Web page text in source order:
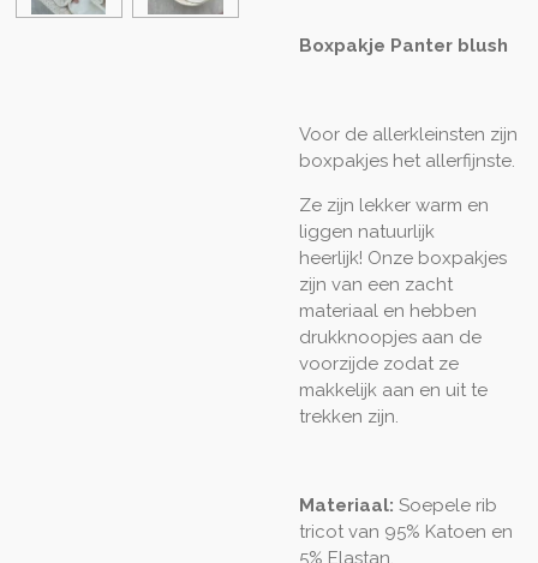
Boxpakje Panter blush
Voor de allerkleinsten zijn
boxpakjes het allerfijnste.
Ze zijn lekker warm en
liggen natuurlijk
heerlijk! Onze boxpakjes
zijn van een zacht
materiaal en hebben
drukknoopjes aan de
voorzijde zodat ze
makkelijk aan en uit te
trekken zijn.
Materiaal: Soepele rib
tricot van 95% Katoen en
5% Elastan.